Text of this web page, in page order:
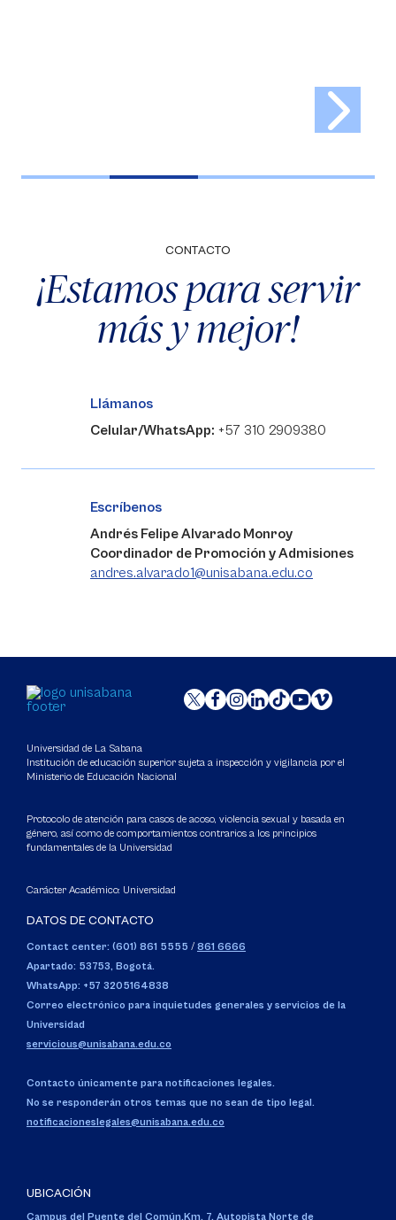
CONTACTO
¡Estamos para servir
más y mejor!
Llámanos
Celular/WhatsApp: +57 310 2909380
Escríbenos
Andrés Felipe Alvarado Monroy
Coordinador de Promoción y Admisiones
andres.alvarado1@unisabana.edu.co
Universidad de La Sabana
Institución de educación superior sujeta a inspección y vigilancia por el
Ministerio de Educación Nacional
Protocolo de atención para casos de acoso, violencia sexual y basada en
género, así como de comportamientos contrarios a los principios
fundamentales de la Universidad
Carácter Académico: Universidad
DATOS DE CONTACTO
Contact center: (601) 861 5555 / 861 6666
Apartado: 53753, Bogotá.
WhatsApp: +57 3205164838
Correo electrónico para inquietudes generales y servicios de la
Universidad
servicious@unisabana.edu.co
Contacto únicamente para notificaciones legales.
No se responderán otros temas que no sean de tipo legal.
notificacioneslegales@unisabana.edu.co
UBICACIÓN
Campus del Puente del Común,Km. 7, Autopista Norte de